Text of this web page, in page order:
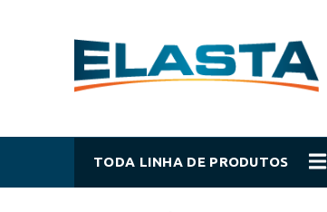
TODA LINHA DE PRODUTOS